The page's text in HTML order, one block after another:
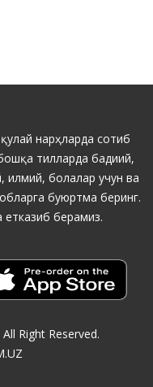
нарҳларда сотиб
тилларда бадиий,
илмий, болалар учун ва
буюртма беринг.
етказиб берамиз.
All Right Reserved.